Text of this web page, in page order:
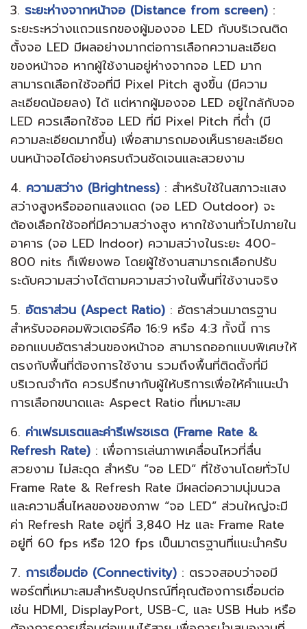
3. ระยะห่างจากหน้าจอ (Distance from screen) :
ระยะระหว่างแถวแรกของผู้มองจอ LED กับบริเวณติด
ตั้งจอ LED มีผลอย่างมากต่อการเลือกความละเอียด
ของหน้าจอ หากผู้ใช้งานอยู่ห่างจากจอ LED มาก
สามารถเลือกใช้จอที่มี Pixel Pitch สูงขึ้น (มีความ
ละเอียดน้อยลง) ได้ แต่หากผู้มองจอ LED อยู่ใกล้กับจอ
LED ควรเลือกใช้จอ LED ที่มี Pixel Pitch ที่ต่ำ (มี
ความละเอียดมากขึ้น)​ เพื่อสามารถมองเห็นรายละเอียด
บนหน้าจอได้อย่างครบถ้วนชัดเจนและสวยงาม
4. ความสว่าง (Brightness) : สำหรับใช้ในสภาวะแสง
สว่างสูงหรือออกแสงแดด (จอ LED Outdoor) จะ
ต้องเลือกใช้จอที่มีความสว่างสูง หากใช้งานทั่วไปภายใน
อาคาร (จอ LED Indoor) ความสว่างในระยะ 400-
800 nits ก็เพียงพอ โดยผู้ใช้งานสามารถเลือกปรับ
ระดับความสว่างได้ตามความสว่างในพื้นที่ใช้งานจริง
5. อัตราส่วน (Aspect Ratio) : อัตราส่วนมาตรฐาน
สำหรับจอคอมพิวเตอร์คือ 16:9 หรือ 4:3 ทั้งนี้ การ
ออกแบบอัตราส่วนของหน้าจอ สามารถออกแบบพิเศษให้
ตรงกับพื้นที่ต้องการใช้งาน รวมถึงพื้นที่ติดตั้งที่มี
บริเวณจำกัด ควรปรึกษากับผู้ให้บริการเพื่อให้คำแนะนำ
การเลือกขนาดและ Aspect Ratio ที่เหมาะสม
6. ค่าเฟรมเรตและค่ารีเฟรชเรต (Frame Rate &
Refresh Rate) : เพื่อการเล่นภาพเคลื่อนไหวที่ลื่น
สวยงาม ไม่สะดุด สำหรับ “จอ LED” ที่ใช้งานโดยทั่วไป
Frame Rate & Refresh Rate มีผลต่อความนุ่มนวล
และความลื่นไหลของของภาพ “จอ LED” ส่วนใหญ่จะมี
ค่า Refresh Rate อยู่ที่ 3,840 Hz และ Frame Rate
อยู่ที่ 60 fps หรือ 120 fps เป็นมาตรฐานที่แนะนำครับ
7. การเชื่อมต่อ (Connectivity) : ตรวจสอบว่าจอมี
พอร์ตที่เหมาะสมสำหรับอุปกรณ์ที่คุณต้องการเชื่อมต่อ
เช่น HDMI, DisplayPort, USB-C, และ USB Hub หรือ